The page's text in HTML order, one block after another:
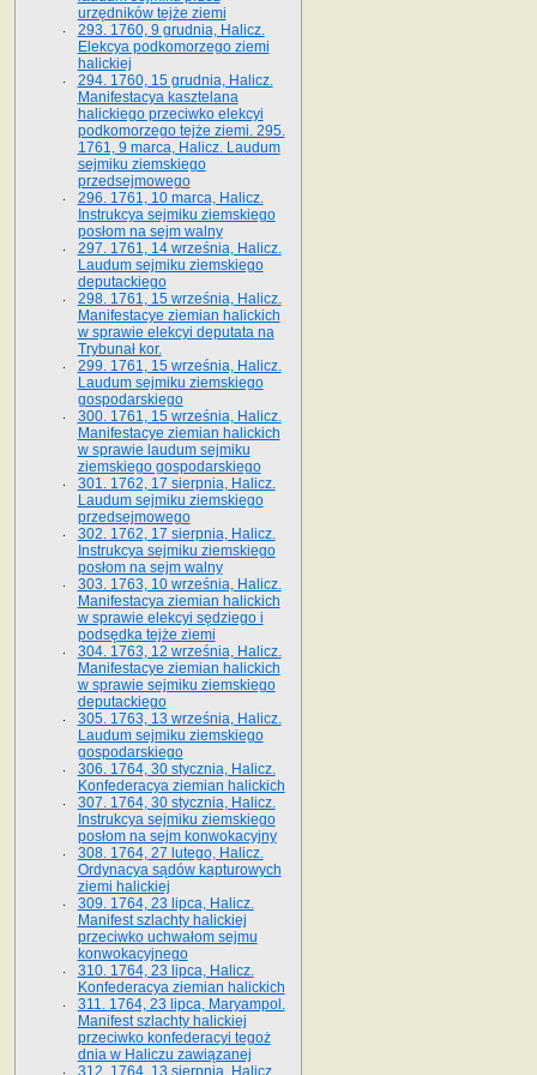
urzędników tejże ziemi
293. 1760, 9 grudnia, Halicz.
Elekcya podkomorzego ziemi
halickiej
294. 1760, 15 grudnia, Halicz.
Manifestacya kasztelana
halickiego przeciwko elekcyi
podkomorzego tejże ziemi. 295.
1761, 9 marca, Halicz. Laudum
sejmiku ziemskiego
przedsejmowego
296. 1761, 10 marca, Halicz.
Instrukcya sejmiku ziemskiego
posłom na sejm walny
297. 1761, 14 września, Halicz.
Laudum sejmiku ziemskiego
deputackiego
298. 1761, 15 września, Halicz.
Manifestacye ziemian halickich
w sprawie elekcyi deputata na
Trybunał kor.
299. 1761, 15 września, Halicz.
Laudum sejmiku ziemskiego
gospodarskiego
300. 1761, 15 września, Halicz.
Manifestacye ziemian halickich
w sprawie laudum sejmiku
ziemskiego gospodarskiego
301. 1762, 17 sierpnia, Halicz.
Laudum sejmiku ziemskiego
przedsejmowego
302. 1762, 17 sierpnia, Halicz.
Instrukcya sejmiku ziemskiego
posłom na sejm walny
303. 1763, 10 września, Halicz.
Manifestacya ziemian halickich
w sprawie elekcyi sędziego i
podsędka tejże ziemi
304. 1763, 12 września, Halicz.
Manifestacye ziemian halickich
w sprawie sejmiku ziemskiego
deputackiego
305. 1763, 13 września, Halicz.
Laudum sejmiku ziemskiego
gospodarskiego
306. 1764, 30 stycznia, Halicz.
Konfederacya ziemian halickich
307. 1764, 30 stycznia, Halicz.
Instrukcya sejmiku ziemskiego
posłom na sejm konwokacyjny
308. 1764, 27 lutego, Halicz.
Ordynacya sądów kapturowych
ziemi halickiej
309. 1764, 23 lipca, Halicz.
Manifest szlachty halickiej
przeciwko uchwałom sejmu
konwokacyjnego
310. 1764, 23 lipca, Halicz.
Konfederacya ziemian halickich
311. 1764, 23 lipca, Maryampol.
Manifest szlachty halickiej
przeciwko konfederacyi tegoż
dnia w Haliczu zawiązanej
312. 1764, 13 sierpnia, Halicz.